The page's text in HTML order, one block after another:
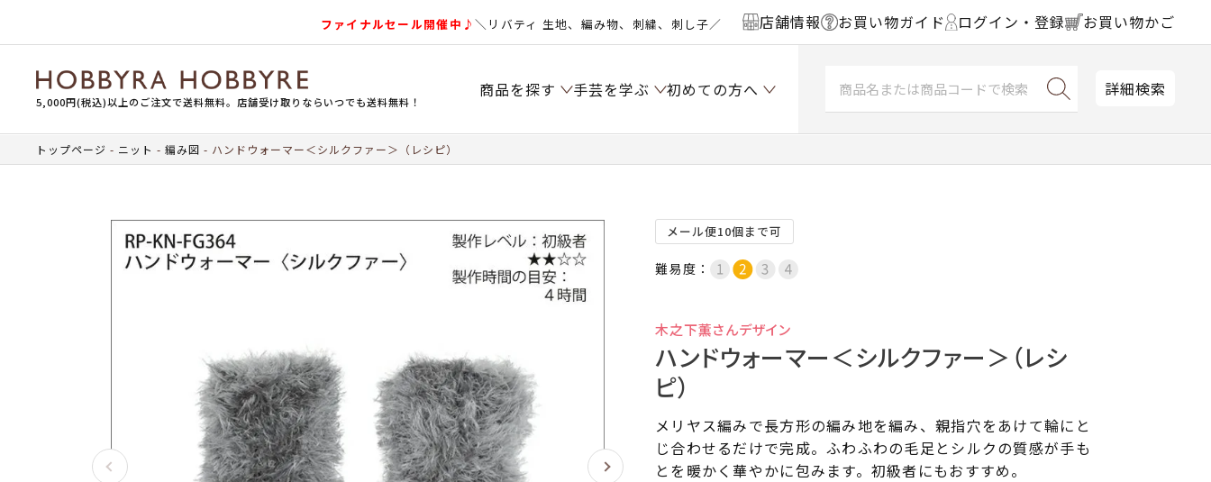
ファイナルセール開催中♪＼リバティ 生地、編み物、刺繍、刺し子／ 店舗情報 お買い物ガイド ログイン・登録 お買い物かご
5,000円(税込)以上のご注文で送料無料。店舗受け取りならいつでも送料無料！
商品を探す 手芸を学ぶ 初めての方へ 詳細検索
トップページ ニット 編み図 ハンドウォーマー＜シルクファー＞（レシピ）
メール便10個まで可
難易度：
木之下薫さんデザイン
ハンドウォーマー＜シルクファー＞（レシ
ピ）
メリヤス編みで長方形の編み地を編み、親指穴をあけて輪にと
じ合わせるだけで完成。ふわふわの毛足とシルクの質感が手も
とを暖かく華やかに包みます。初級者にもおすすめ。